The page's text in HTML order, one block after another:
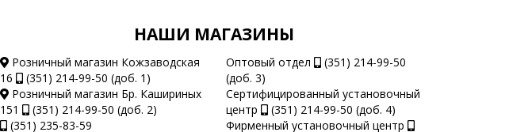
НАШИ МАГАЗИНЫ
Розничный магазин Кожзаводская
16
(351) 214-99-50 (доб. 1)
Розничный магазин Бр. Кашириных
151
(351) 214-99-50 (доб. 2)
(351) 235-83-59
Оптовый отдел
(351) 214-99-50
(доб. 3)
Сертифицированный установочный
центр
(351) 214-99-50 (доб. 4)
Фирменный установочный центр